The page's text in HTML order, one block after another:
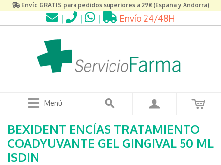
Envío GRATIS para pedidos superiores a 29€ (España y Andorra)
| | | Envío 24/48H
Menú
BEXIDENT ENCÍAS TRATAMIENTO
COADYUVANTE GEL GINGIVAL 50 ML
ISDIN